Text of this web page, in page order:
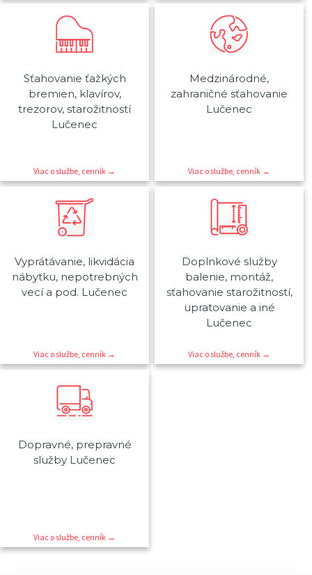
Sťahovanie ťažkých
bremien, klavírov,
trezorov, starožitností
Lučenec
Viac o službe, cenník →
Medzinárodné,
zahraničné sťahovanie
Lučenec
Viac o službe, cenník →
Vyprátávanie, likvidácia
nábytku, nepotrebných
vecí a pod. Lučenec
Viac o službe, cenník →
Doplnkové služby
balenie, montáž,
sťahovanie starožitností,
upratovanie a iné
Lučenec
Viac o službe, cenník →
Dopravné, prepravné
služby Lučenec
Viac o službe, cenník →